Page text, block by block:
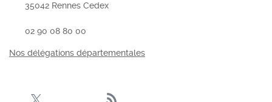
35042 Rennes Cedex
02 90 08 80 00
Nos délégations départementales